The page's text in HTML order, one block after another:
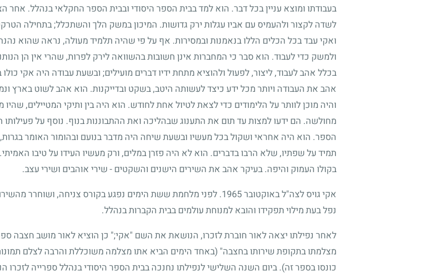
בעבודתו ומוצא עניין בכל דבר. הוא למד בבית הספר היסודי ובבית הספר החקלאי בנהלל. אחר
לשדה לקצור ולהעמיס עם אביו עגלות ירק גדושות. המיכון במשק הלך והשתכלל;בתחילה
ואקי עבד בכל הכלים הללו בנאמנות ובמסירות. אף על פי שהיה תלמיד מעולה, נראה שהוא
ולמשק כדי לעבוד. הוא סבר כי המחברות אינן חשובות בהשוואה לירק לפרות, שהרי אין הן
בכלל אהב לעבוד, ליצור, לפעול ולהוציא מתחת ידיו דברים מועילים;ובשעת עבודה היה אקי
אהב את העבודה ויותר מכל ידע כיצד לעשותה היטב, בשקט ובדייקנות. הוא אהב לשוט בארץ
והיה מוכן לוותר על הלימודים כדי לצאת לטיול אחת לחודש. הוא היה בין ותיקי המטיילים,
מחולשה. הם ידעו למצות עד תום את התענוג שבהליכה ואת ההתבוננות בנוף. נוסף על
הספר. הוא היה אחראי ושקול בכל מעשיו ובשעת שיחה היה מדבר בנועם ובהומור האומר בגרות,
תמיד על שפתיו, שלא הרבו בדברים. הוא לא היה פזרן במלים, ורק מעשיו העידו על טיבו
בקולו העמוק והיפה. בעיקר אהב את השירים הישנים והשקטים - שירי אוהבים ושירי עצב.
אקי גויס לצה"ל באוקטובר1965. לפני מלחמת ששת הימים נפגע בקורס צניחה, ושוחרר
נפל בעת מילוי תפקידו והובא למנוחת עולמים בבית הקברות בנהלל.
לאחר נפילתו יצאה לאור חוברת לזכרו, הנושאת את השם "אקי;" כן הוציא לאור מושב חצבה
מצלמתו בתקופת שירותו בחצבה" (באחד הימים הביא אתו מצלמה משוכללת והרבה לצלם
כונסו בספר זה). ביום השנה השלישי לנפילתו נחנכה בבית הספר היסודי בנהלל ספרייה